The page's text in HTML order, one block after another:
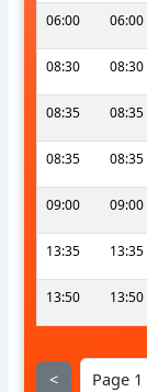
06:00
06:00
08:30 08:30
08:35 08:35
08:35 08:35
09:00 09:00
13:35 13:35
13:50 13:50
<